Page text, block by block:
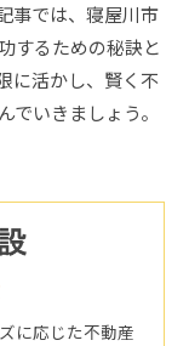
事では、寝屋川市
するための秘訣と
に活かし、賢く不
いきましょう。
に応じた不動産